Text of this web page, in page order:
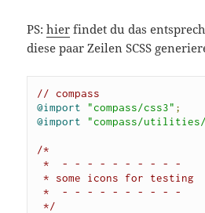
PS:hier findet du das
diese paar Zeilen SCSS
// compass
@import
"compass/css3" ;
@import
"compass/
/*
*  - - - - - - - - - -
* some icons for testing
*  - - - - - - - - - -
*/